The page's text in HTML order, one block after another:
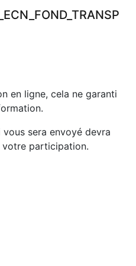
en ligne, cela ne garanti
sera envoyé devra
participation.